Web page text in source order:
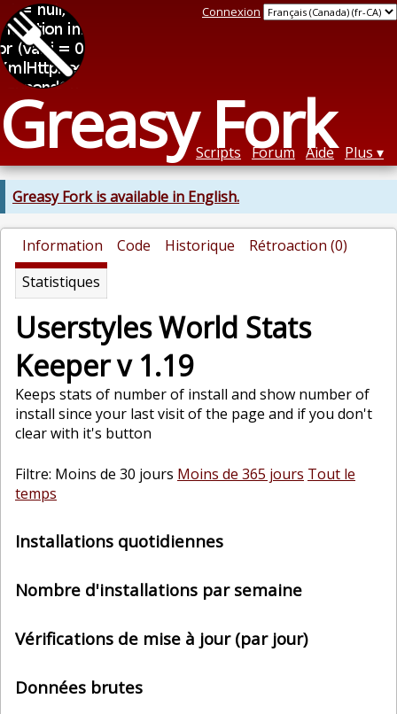
Greasy Fork
Connexion
Scripts Forum Aide Plus
Greasy Fork is available in English.
Information Code Historique
Rétroaction (0)
Statistiques
Userstyles World Stats
Keeper v 1.19
Keeps stats of number of install and show number of
install since your last visit of the page and if you don't
clear with it's button
Filtre: Moins de 30 jours Moins de 365 jours Tout le
temps
Installations quotidiennes
Nombre d'installations par semaine
Vérifications de mise à jour (par jour)
Données brutes